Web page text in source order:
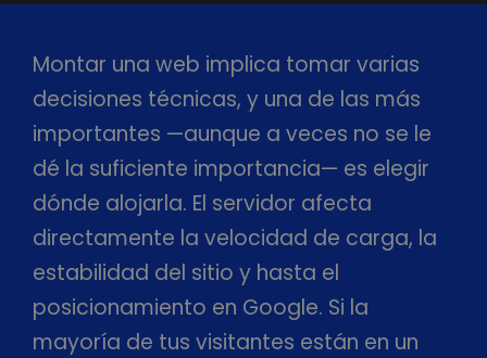
Montar una web implica tomar varias
decisiones técnicas, y una de las más
importantes —aunque a veces no se le
dé la suficiente importancia— es elegir
dónde alojarla. El servidor afecta
directamente la velocidad de carga, la
estabilidad del sitio y hasta el
posicionamiento en Google. Si la
mayoría de tus visitantes están en un